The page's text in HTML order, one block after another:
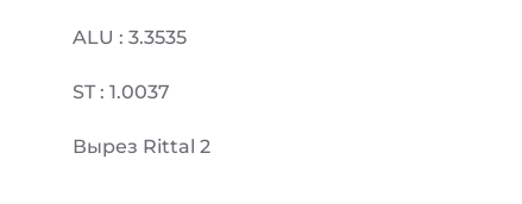
ALU : 3.3535
ST : 1.0037
Вырез Rittal 2